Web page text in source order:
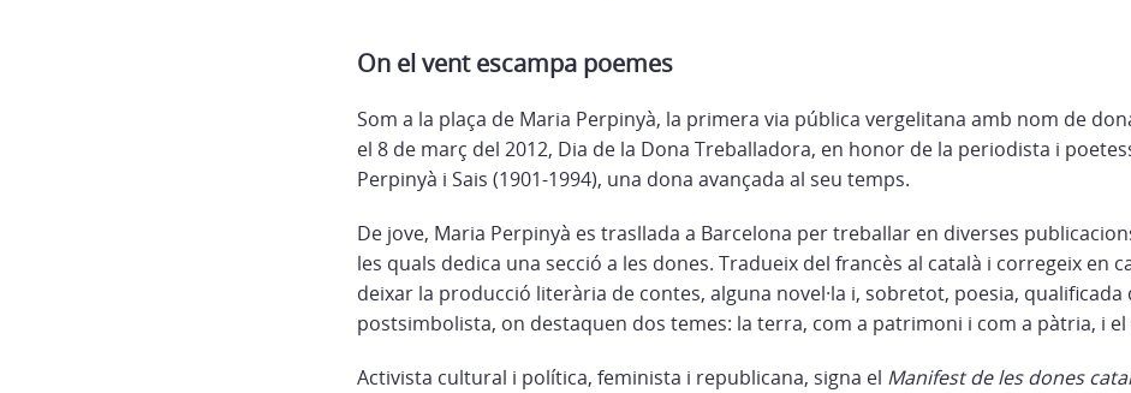
On el vent escampa poemes
Som a la plaça de Maria Perpinyà, la primera via pública vergelitana amb nom de
el 8 de març del 2012, Dia de la Dona Treballadora, en honor de la periodista i
Perpinyà i Sais (1901-1994), una dona avançada al seu temps.
De jove, Maria Perpinyà es trasllada a Barcelona per treballar en diverses
les quals dedica una secció a les dones. Tradueix del francès al català i corregeix en
deixar la producció literària de contes, alguna novel·la i, sobretot, poesia, qualificada
postsimbolista, on destaquen dos temes: la terra, com a patrimoni i com a pàtria, i el
Activista cultural i política, feminista i republicana, signa el Manifest de les dones